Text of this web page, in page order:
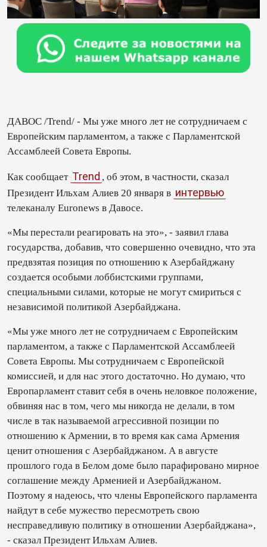
ДАВОС /Trend/ - Мы уже много лет не сотрудничаем с
Европейским парламентом, а также с Парламентской
Ассамблеей Совета Европы.
Как сообщает Trend , об этом, в частности, сказал
Президент Ильхам Алиев 20 января в интервью
телеканалу Euronews в Давосе.
«Мы перестали реагировать на это», - заявил глава
государства, добавив, что совершенно очевидно, что эта
предвзятая позиция по отношению к Азербайджану
создается особыми лоббистскими группами,
специальными силами, которые не могут смириться с
независимой политикой Азербайджана.
«Мы уже много лет не сотрудничаем с Европейским
парламентом, а также с Парламентской Ассамблеей
Совета Европы. Мы сотрудничаем с Европейской
комиссией, и для нас этого достаточно. Но думаю, что
Европарламент ставит себя в очень неловкое положение,
обвиняя нас в том, чего мы никогда не делали, в том
числе в так называемой агрессивной позиции по
отношению к Армении, в то время как сама Армения
ценит отношения с Азербайджаном. А в августе
прошлого года в Белом доме было парафировано мирное
соглашение между Арменией и Азербайджаном.
Поэтому я надеюсь, что члены Европейского парламента
найдут в себе мужество пересмотреть свою
несправедливую политику в отношении Азербайджана»,
- сказал Президент Ильхам Алиев.